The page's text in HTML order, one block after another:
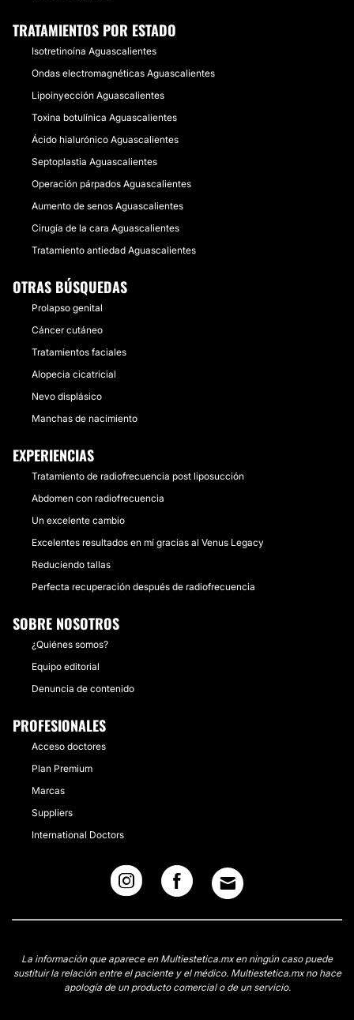
TRATAMIENTOS POR ESTADO
Isotretinoína Aguascalientes
Ondas electromagnéticas Aguascalientes
Lipoinyección Aguascalientes
Toxina botulínica Aguascalientes
Ácido hialurónico Aguascalientes
Septoplastia Aguascalientes
Operación párpados Aguascalientes
Aumento de senos Aguascalientes
Cirugía de la cara Aguascalientes
Tratamiento antiedad Aguascalientes
OTRAS BÚSQUEDAS
Prolapso genital
Cáncer cutáneo
Tratamientos faciales
Alopecia cicatricial
Nevo displásico
Manchas de nacimiento
EXPERIENCIAS
Tratamiento de radiofrecuencia post liposucción
Abdomen con radiofrecuencia
Un excelente cambio
Excelentes resultados en mí gracias al Venus Legacy
Reduciendo tallas
Perfecta recuperación después de radiofrecuencia
SOBRE NOSOTROS
¿Quiénes somos?
Equipo editorial
Denuncia de contenido
PROFESIONALES
Acceso doctores
Plan Premium
Marcas
Suppliers
International Doctors
La información que aparece en Multiestetica.mx en ningún caso puede
sustituir la relación entre el paciente y el médico. Multiestetica.mx no hace
apología de un producto comercial o de un servicio.